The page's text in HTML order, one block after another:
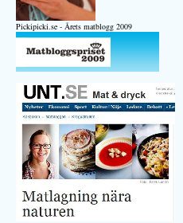
Pickipicki.se - Årets matblogg 2009